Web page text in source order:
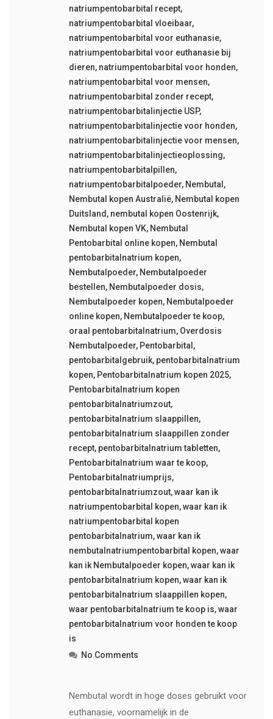
natriumpentobarbital recept,
natriumpentobarbital vloeibaar,
natriumpentobarbital voor euthanasie,
natriumpentobarbital voor euthanasie bij
dieren, natriumpentobarbital voor honden,
natriumpentobarbital voor mensen,
natriumpentobarbital zonder recept,
natriumpentobarbitalinjectie USP,
natriumpentobarbitalinjectie voor honden,
natriumpentobarbitalinjectie voor mensen,
natriumpentobarbitalinjectieoplossing,
natriumpentobarbitalpillen,
natriumpentobarbitalpoeder, Nembutal ,
Nembutal kopen Australië, Nembutal kopen
Duitsland , nembutal kopen Oostenrijk,
Nembutal kopen VK, Nembutal
Pentobarbital online kopen, Nembutal
pentobarbitalnatrium kopen,
Nembutalpoeder, Nembutalpoeder
bestellen, Nembutalpoeder dosis,
Nembutalpoeder kopen, Nembutalpoeder
online kopen, Nembutalpoeder te koop,
oraal pentobarbitalnatrium, Overdosis
Nembutalpoeder, Pentobarbital ,
pentobarbitalgebruik, pentobarbitalnatrium
kopen, Pentobarbitalnatrium kopen 2025,
Pentobarbitalnatrium kopen
pentobarbitalnatriumzout,
pentobarbitalnatrium slaappillen,
pentobarbitalnatrium slaappillen zonder
recept, pentobarbitalnatrium tabletten,
Pentobarbitalnatrium waar te koop,
Pentobarbitalnatriumprijs,
pentobarbitalnatriumzout,waar kan ik
natriumpentobarbital kopen,waar kan ik
natriumpentobarbital kopen
pentobarbitalnatrium,waar kan ik
nembutalnatriumpentobarbital kopen,waar
kan ik Nembutalpoeder kopen,waar kan ik
pentobarbitalnatrium kopen,waar kan ik
pentobarbitalnatrium slaappillen kopen,
waar pentobarbitalnatrium te koop is,waar
pentobarbitalnatrium voor honden te koop
is
No Comments
Nembutal wordt in hoge doses gebruikt voor
euthanasie, voornamelijk in de